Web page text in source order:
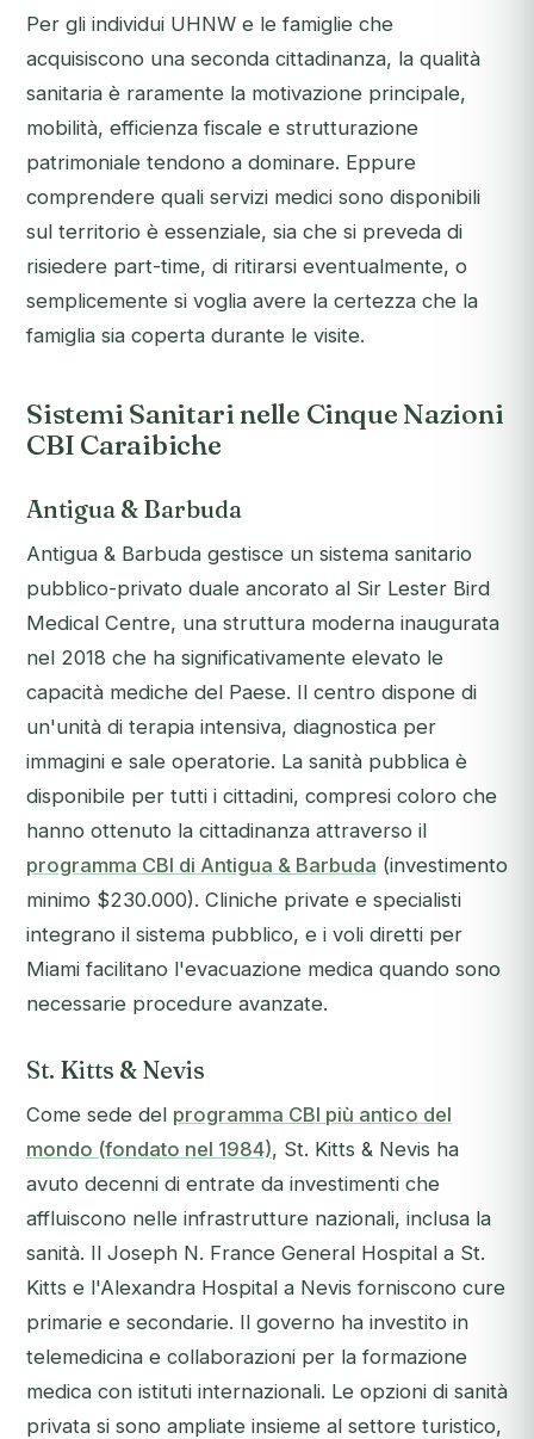
Per gli individui UHNW e le famiglie che
acquisiscono una seconda cittadinanza, la qualità
sanitaria è raramente la motivazione principale,
mobilità, efficienza fiscale e strutturazione
patrimoniale tendono a dominare. Eppure
comprendere quali servizi medici sono disponibili
sul territorio è essenziale, sia che si preveda di
risiedere part-time, di ritirarsi eventualmente, o
semplicemente si voglia avere la certezza che la
famiglia sia coperta durante le visite.
Sistemi Sanitari nelle Cinque Nazioni
CBI Caraibiche
Antigua & Barbuda
Antigua & Barbuda gestisce un sistema sanitario
pubblico-privato duale ancorato al Sir Lester Bird
Medical Centre, una struttura moderna inaugurata
nel 2018 che ha significativamente elevato le
capacità mediche del Paese. Il centro dispone di
un'unità di terapia intensiva, diagnostica per
immagini e sale operatorie. La sanità pubblica è
disponibile per tutti i cittadini, compresi coloro che
hanno ottenuto la cittadinanza attraverso il
programma CBI di Antigua & Barbuda (investimento
minimo $230.000). Cliniche private e specialisti
integrano il sistema pubblico, e i voli diretti per
Miami facilitano l'evacuazione medica quando sono
necessarie procedure avanzate.
St. Kitts & Nevis
Come sede del programma CBI più antico del
mondo (fondato nel 1984), St. Kitts & Nevis ha
avuto decenni di entrate da investimenti che
affluiscono nelle infrastrutture nazionali, inclusa la
sanità. Il Joseph N. France General Hospital a St.
Kitts e l'Alexandra Hospital a Nevis forniscono cure
primarie e secondarie. Il governo ha investito in
telemedicina e collaborazioni per la formazione
medica con istituti internazionali. Le opzioni di sanità
privata si sono ampliate insieme al settore turistico,